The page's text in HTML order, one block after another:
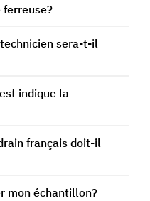
ferreuse?
sera-t-il
indique la
français doit-il
mon échantillon?